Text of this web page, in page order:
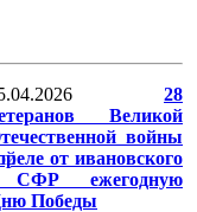
28
Великой
войны
от ивановского
СФР ежегодную
Победы